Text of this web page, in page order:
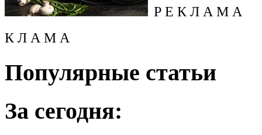
Р Е К Л А М А
К Л А М А
Популярные статьи
За сегодня: